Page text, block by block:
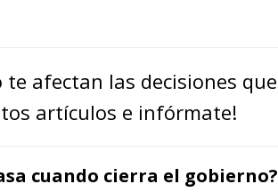
te afectan las decisiones que
artículos e infórmate!
cuando cierra el gobierno?